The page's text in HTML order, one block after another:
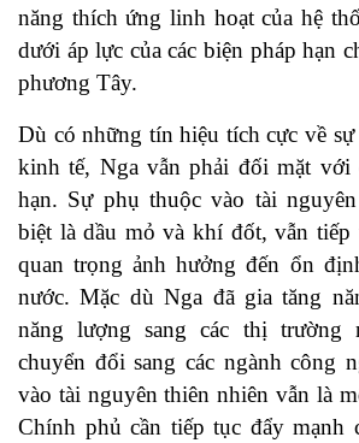
năng thích ứng linh hoạt của hệ
dưới áp lực của các biện pháp hạn
phương Tây.
Dù có những tín hiệu tích cực về
kinh tế, Nga vẫn phải đối mặt với
hạn. Sự phụ thuộc vào tài
biệt là dầu mỏ và khí đốt, vẫn tiếp
quan trọng ảnh hưởng đến ổn
nước. Mặc dù Nga đã gia tăng
năng lượng sang các thị trường
chuyển đổi sang các ngành công
vào tài nguyên thiên nhiên vẫn là
Chính phủ cần tiếp tục đẩy mạnh